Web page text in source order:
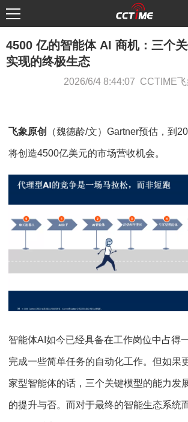
4500 亿的智能体 AI 商机：三个
实现的终极生态
2026/6/4 8:44:07 CCTIME飞
飞象原创 （魏德龄/文）Gartner预估，到
将创造4500亿美元的市场营收机会。
智能体AI如今已经具备在工作岗位中占得
完成一些简单任务的自动化工作。但如果
家型智能体的话，三个关键模型的能力发
的提升与否。而对于最终的智能生态系统